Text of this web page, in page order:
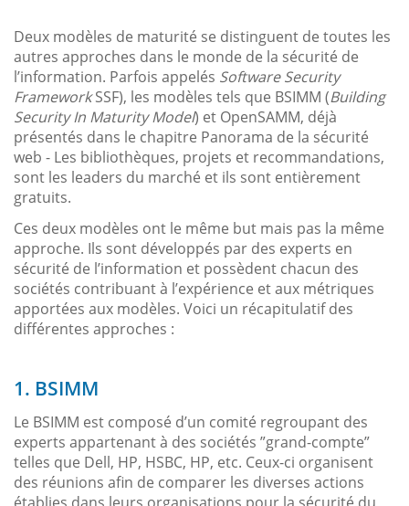
Deux modèles de maturité se distinguent de toutes les
autres approches dans le monde de la sécurité de
l’information. Parfois appelés Software Security
FrameworkSSF), les modèles tels que BSIMM (Building
Security In Maturity Model) et OpenSAMM, déjà
présentés dans le chapitre Panorama de la sécurité
web - Les bibliothèques, projets et recommandations,
sont les leaders du marché et ils sont entièrement
gratuits.
Ces deux modèles ont le même but mais pas la même
approche. Ils sont développés par des experts en
sécurité de l’information et possèdent chacun des
sociétés contribuant à l’expérience et aux métriques
apportées aux modèles. Voici un récapitulatif des
différentes approches :
1. BSIMM
Le BSIMM est composé d’un comité regroupant des
experts appartenant à des sociétés ”grand-compte”
telles que Dell, HP, HSBC, HP, etc. Ceux-ci organisent
des réunions afin de comparer les diverses actions